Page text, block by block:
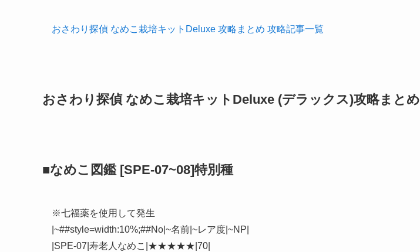
おさわり探偵 なめこ栽培キットDeluxe 攻略まとめ 攻略記事一覧
おさわり探偵 なめこ栽培キットDeluxe (デラックス)攻略まとめ
■なめこ図鑑 [SPE-07~08]特別種
※七福薬を使用して発生
|~##style=width:10%;##No|~名前|~レア度|~NP|
|SPE-07|寿老人なめこ|★★★★★|70|